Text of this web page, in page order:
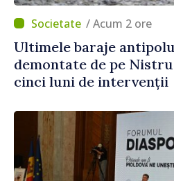
/ Acum 2 ore
Ultimele baraje
demontate de pe
cinci luni de intervenții